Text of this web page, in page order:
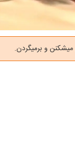
و برمیگردن.